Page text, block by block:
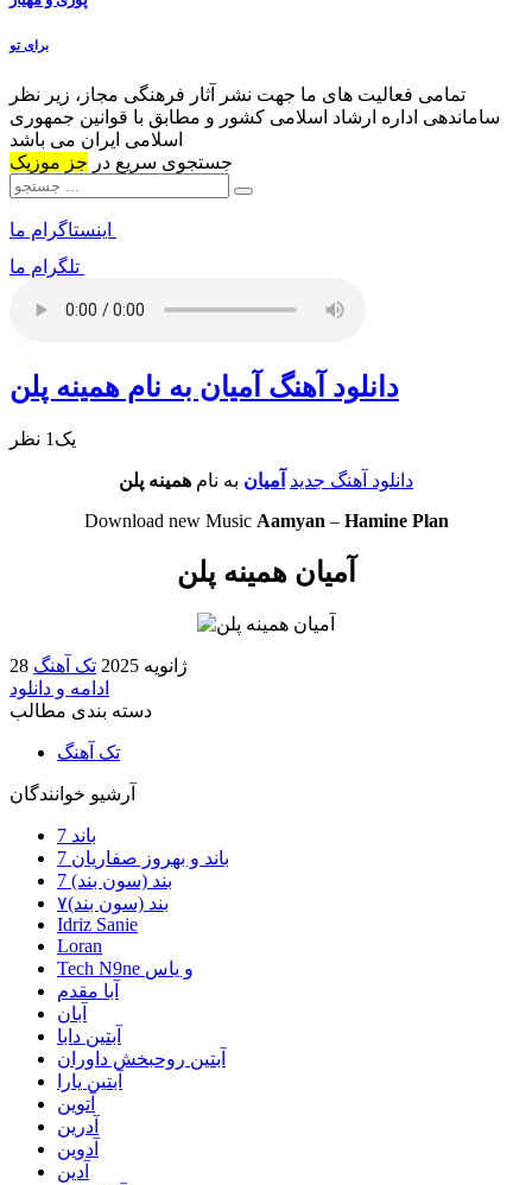
برای تو
تمامی فعالیت های ما جهت نشر آثار فرهنگی مجاز، زیر نظر
ساماندهی اداره ارشاد اسلامی کشور و مطابق با قوانین جمهوری
اسلامی ایران می باشد
جستجوی سریع در جز موزیک
اینستاگرام ما
تلگرام ما
دانلود آهنگ آمیان به نام همینه پلن
یک1 نظر
دانلود آهنگ جدید آمیان به نام همینه پلن
Download new Music Aamyan – Hamine Plan
آمیان همینه پلن
28 ژانویه 2025
تک آهنگ
ادامه و دانلود
دسته بندی مطالب
تک آهنگ
آرشیو خوانندگان
7 باند
7 باند و بهروز صفاریان
7 بند (سون بند)
۷بند (سون بند)
Idriz Sanie
Loran
Tech N9ne و یاس
آبا مقدم
آبان
آبتین دابا
آبتین روحبخش داوران
آبتین یارا
آتوین
آدرین
آدوین
آدین